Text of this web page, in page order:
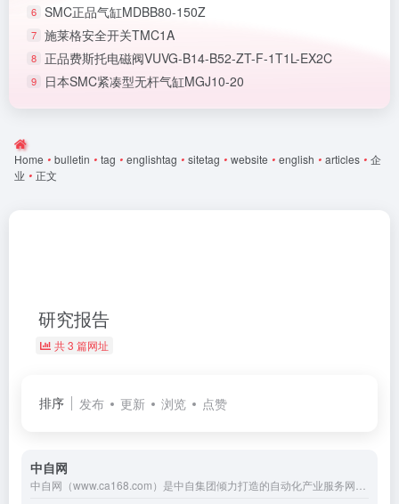
6 SMC正品气缸MDBB80-150Z
7 施莱格安全开关TMC1A
8 正品费斯托电磁阀VUVG-B14-B52-ZT-F-1T1L-EX2C
9 日本SMC紧凑型无杆气缸MGJ10-20
Home • bulletin • tag • englishtag • sitetag • website • english • articles • 企
业 • 正文
研究报告
共 3 篇网址
排序 发布 更新 浏览 点赞
中自网